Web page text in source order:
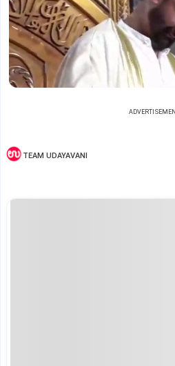
TEAM UDAYAVANI